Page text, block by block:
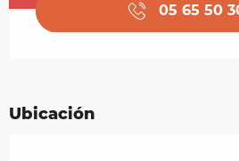
05 65 50
Ubicación